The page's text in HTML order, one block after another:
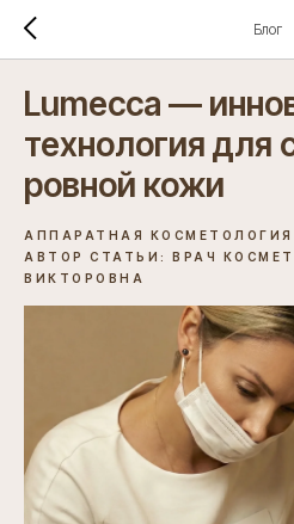
Блог
Lumecca —
технология
ровной кожи
АППАРАТНАЯ КОСМЕТОЛОГИЯ
АВТОР СТАТЬИ: ВРАЧ
ВИКТОРОВНА